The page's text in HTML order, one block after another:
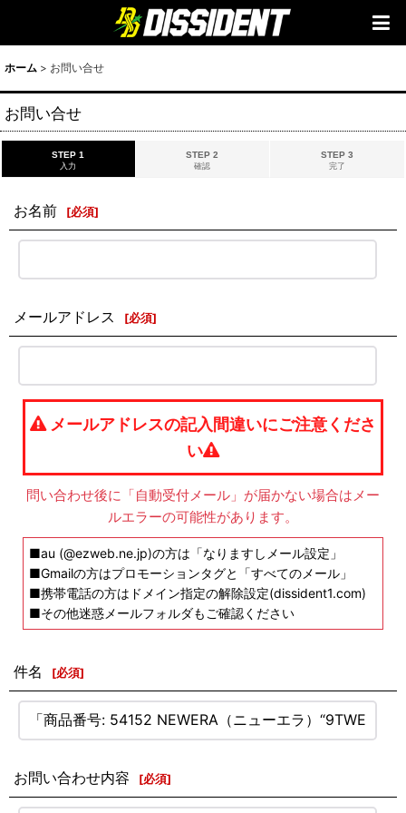
ホーム > お問い合せ
お問い合せ
STEP 1
入力
STEP 2
確認
STEP 3
完了
お名前 [必須]
メールアドレス [必須]
メールアドレスの記入間違いにご注意くださ
い
問い合わせ後に「自動受付メール」が届かない場合はメー
ルエラーの可能性があります。
■au (@ezweb.ne.jp)の方は「なりますしメール設定」
■Gmailの方はプロモーションタグと「すべてのメール」
■携帯電話の方はドメイン指定の解除設定(dissident1.com)
■その他迷惑メールフォルダもご確認ください
件名 [必須]
お問い合わせ内容 [必須]